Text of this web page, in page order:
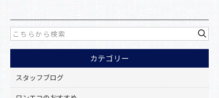
e
b
o
o
k
カテゴリー
スタッフブログ